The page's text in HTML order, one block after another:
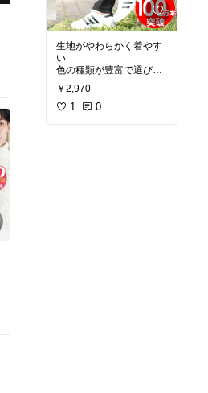
生地がやわらかく着やす
い
色の種類が豊富で選びや
￥2,970
1 0